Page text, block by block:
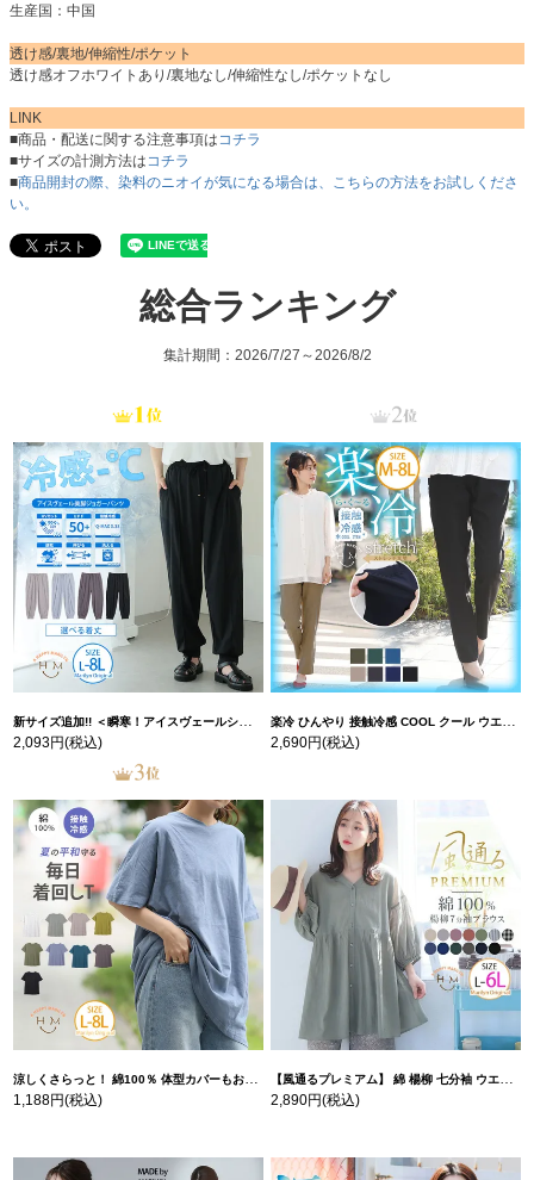
生産国：中国
透け感/裏地/伸縮性/ポケット
透け感オフホワイトあり/裏地なし/伸縮性なし/ポケットなし
LINK
■商品・配送に関する注意事項は コチラ
■サイズの計測方法は コチラ
■商品開封の際、染料のニオイが気になる場合は、こちらの方法をお試しくださ
い。
総合ランキング
集計期間：2026/7/27～2026/8/2
新サイズ追加!! ＜瞬寒！アイスヴェールシリーズ＞ 美脚 ジョガーパンツ 【ウェストゴム】 【ストレッチ】 | 大きいサイズの通販ならハッピーマリリン
2,093円(税込)
楽冷 ひんやり 接触冷感 COOL クール ウエストゴム 楽ちん ストレッチ 美脚 レギパン 【ストレッチ】 | 大きいサイズの通販ならハッピーマリリン
2,690円(税込)
涼しくさらっと！ 綿100％ 体型カバーもお洒落も叶える 風合いコットン ゆるシルエット ドルマン | 大きいサイズの通販ならハッピーマリリン
1,188円(税込)
【風通るプレミアム】 綿 楊柳 七分袖 ウエストギャザー ブラウス | 大きいサイズの通販ならハッピーマリリン
2,890円(税込)